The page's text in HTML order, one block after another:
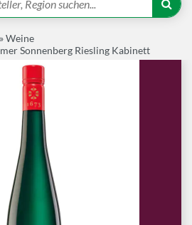
Angebote
Wein-Pakete
Pakete
Pakete
Weine
Spirituosen
Marken
Inspiration
»Weine
Sonnenberg Riesling Kabinett